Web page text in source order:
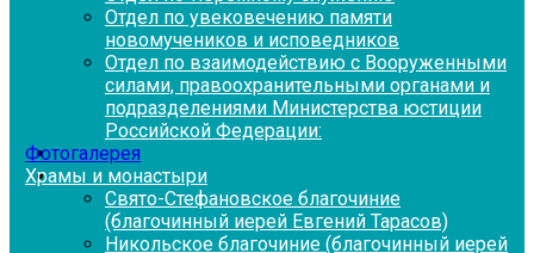
Отдел по увековечению памяти
новомучеников и исповедников
Отдел по взаимодействию с Вооруженными
силами, правоохранительными органами и
подразделениями Министерства юстиции
Российской Федерации:
Фотогалерея
Храмы и монастыри
Свято-Стефановское благочиние
(благочинный иерей Евгений Тарасов)
Никольское благочиние (благочинный иерей